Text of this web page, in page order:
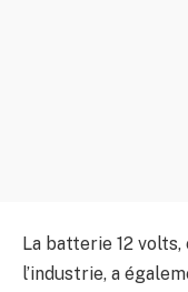
La batterie 12
l’industrie, a